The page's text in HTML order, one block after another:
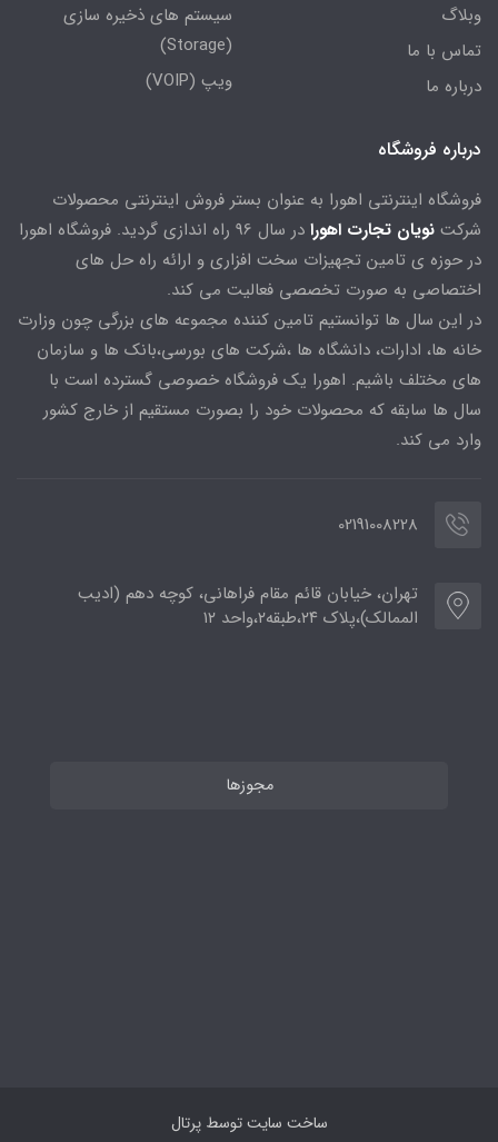
وبلاگ
تماس با ما
درباره ما
سیستم های ذخیره سازی
(Storage)
ویپ (VOIP)
درباره فروشگاه
فروشگاه اینترنتی اهورا به عنوان بستر فروش اینترنتی محصولات
شرکت نویان تجارت اهورا
در سال 96 راه اندازی گردید. فروشگاه اهورا
در حوزه ی تامین تجهیزات سخت افزاری و ارائه راه حل های
اختصاصی به صورت تخصصی فعالیت می کند.
در این سال ها توانستیم تامین کننده مجموعه های بزرگی چون وزارت
خانه ها، ادارات، دانشگاه ها ،شرکت های بورسی،بانک ها و سازمان
های مختلف باشیم. اهورا یک فروشگاه خصوصی گسترده است با
سال ها سابقه که محصولات خود را بصورت مستقیم از خارج کشور
وارد می کند.
02191008228
تهران، خیابان قائم مقام فراهانی، کوچه دهم (ادیب
الممالک)،پلاک ۲۴،طبقه۲،واحد ۱۲
مجوزها
ساخت سایت توسطپرتال